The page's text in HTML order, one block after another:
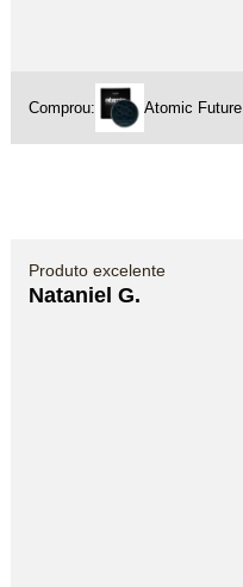
Comprou: Atomic
Produto excelente
Nataniel G.